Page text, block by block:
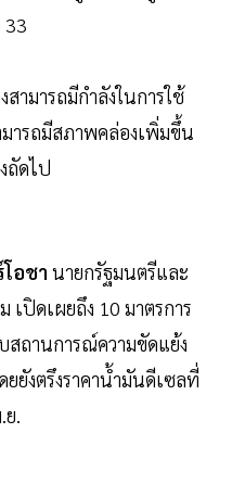
33
ามารถมีกำลังในการใช้
ารถมีสภาพคล่องเพิ่มขึ้น
ถัดไป
อชา นายกรัฐมนตรีและ
เปิดเผยถึง 10 มาตรการ
ถานการณ์ความขัดแย้ง
ยยังตรึงราคาน้ำมันดีเซลที่
.